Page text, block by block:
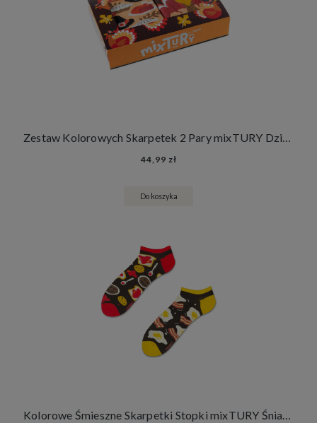
Zestaw Kolorowych Skarpetek 2 Pary mixTURY Dziękczynienia Śmieszne Długie Damskie Męskie Święto Dziękczynienia Indyki
44,99 zł
Do koszyka
Kolorowe Śmieszne Skarpetki Stopki mixTURY Śniadaniowe Damskie Męskie Angielskie Śniadanie Francuskie Śniadanie